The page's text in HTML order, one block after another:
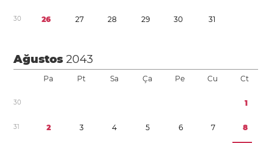
30 26 27 28 29 30 31
Ağustos2043
Pa Pt Sa Ça Pe Cu Ct
30 1
31 2 3 4 5 6 7 8